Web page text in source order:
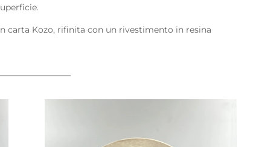
carta Kozo, rifinita con un rivestimento in resina